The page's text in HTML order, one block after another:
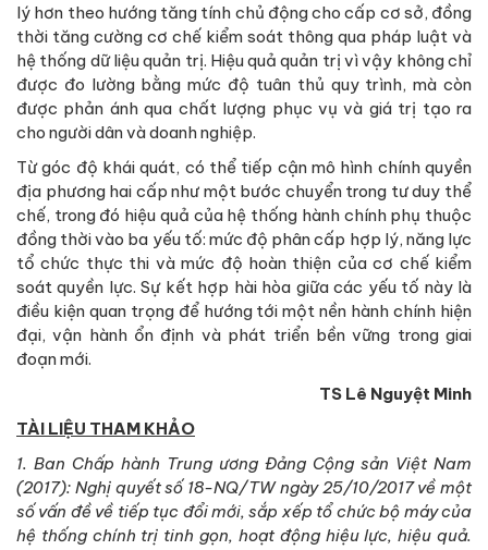
lý hơn theo hướng tăng tính chủ động cho cấp cơ sở, đồng
thời tăng cường cơ chế kiểm soát thông qua pháp luật và
hệ thống dữ liệu quản trị. Hiệu quả quản trị vì vậy không chỉ
được đo lường bằng mức độ tuân thủ quy trình, mà còn
được phản ánh qua chất lượng phục vụ và giá trị tạo ra
cho người dân và doanh nghiệp.
Từ góc độ khái quát, có thể tiếp cận mô hình chính quyền
địa phương hai cấp như một bước chuyển trong tư duy thể
chế, trong đó hiệu quả của hệ thống hành chính phụ thuộc
đồng thời vào ba yếu tố: mức độ phân cấp hợp lý, năng lực
tổ chức thực thi và mức độ hoàn thiện của cơ chế kiểm
soát quyền lực. Sự kết hợp hài hòa giữa các yếu tố này là
điều kiện quan trọng để hướng tới một nền hành chính hiện
đại, vận hành ổn định và phát triển bền vững trong giai
đoạn mới.
TS Lê Nguyệt Minh
TÀI LIỆU THAM KHẢO
1. Ban Chấp hành Trung ương Đảng Cộng sản Việt Nam
(2017): Nghị quyết số 18-NQ/TW ngày 25/10/2017 về một
số vấn đề về tiếp tục đổi mới, sắp xếp tổ chức bộ máy của
hệ thống chính trị tinh gọn, hoạt động hiệu lực, hiệu quả.